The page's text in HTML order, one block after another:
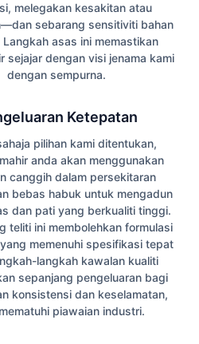
melegakan kesakitan atau
sebarang sensitiviti bahan
asas ini memastikan
sejajar dengan visi jenama kami
dengan sempurna.
Ketepatan
pilihan kami ditentukan,
anda akan menggunakan
canggih dalam persekitaran
bebas habuk untuk mengadun
dan pati yang berkualiti tinggi.
teliti ini membolehkan formulasi
memenuhi spesifikasi tepat
langkah kawalan kualiti
sepanjang pengeluaran bagi
konsistensi dan keselamatan,
piawaian industri.